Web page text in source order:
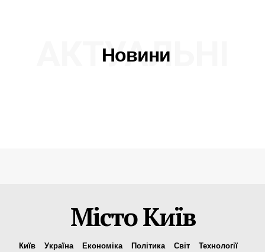
Новини
АКТУАЛЬНІ
Місто Київ
Київ Україна Економіка Політика Світ
Технології